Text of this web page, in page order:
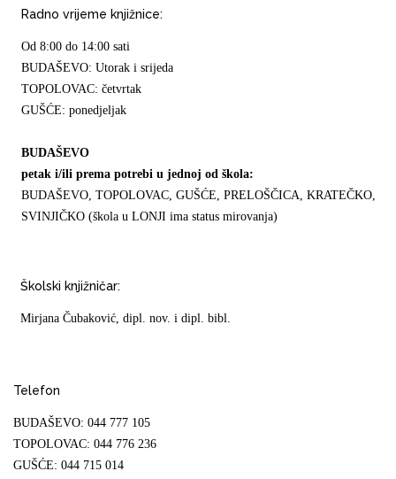
Radno vrijeme knjižnice:
Od 8:00 do 14:00 sati
BUDAŠEVO: Utorak i srijeda
TOPOLOVAC: četvrtak
GUŠĆE: ponedjeljak
BUDAŠEVO
petak i/ili prema potrebi u jednoj od škola:
BUDAŠEVO, TOPOLOVAC, GUŠĆE, PRELOŠČICA, KRATEČKO,
SVINJIČKO (škola u LONJI ima status mirovanja)
Školski knjižničar:
Mirjana Čubaković, dipl. nov. i dipl. bibl.
Telefon
BUDAŠEVO: 044 777 105
TOPOLOVAC: 044 776 236
GUŠĆE: 044 715 014